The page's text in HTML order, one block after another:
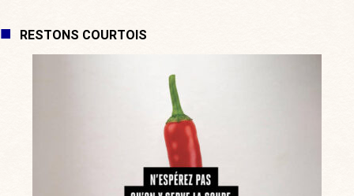
RESTONS COURTOIS